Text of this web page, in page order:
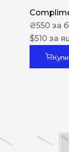
₴550 за
$510 за